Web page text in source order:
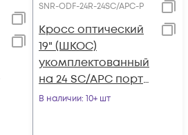
SNR-ODF-24R-24SC/APC-P
Кросс оптический
19" (ШКОС)
укомплектованный
на 24 SC/APC порта
(комплект с
В наличии: 10+ шт